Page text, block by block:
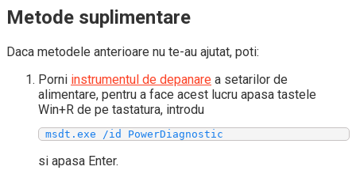
Metode suplimentare
Daca metodele anterioare nu te-au ajutat, poti:
Porni instrumentul de depanare a setarilor de
alimentare, pentru a face acest lucru apasa tastele
Win+R de pe tastatura, introdu
msdt.exe /id PowerDiagnostic
si apasa Enter.